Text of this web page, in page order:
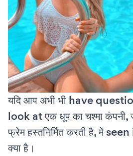
यदि आप अभी भी have
look at एक धूप का चश्मा
फ्रेम हस्तनिर्मित करती है, में
क्या है।